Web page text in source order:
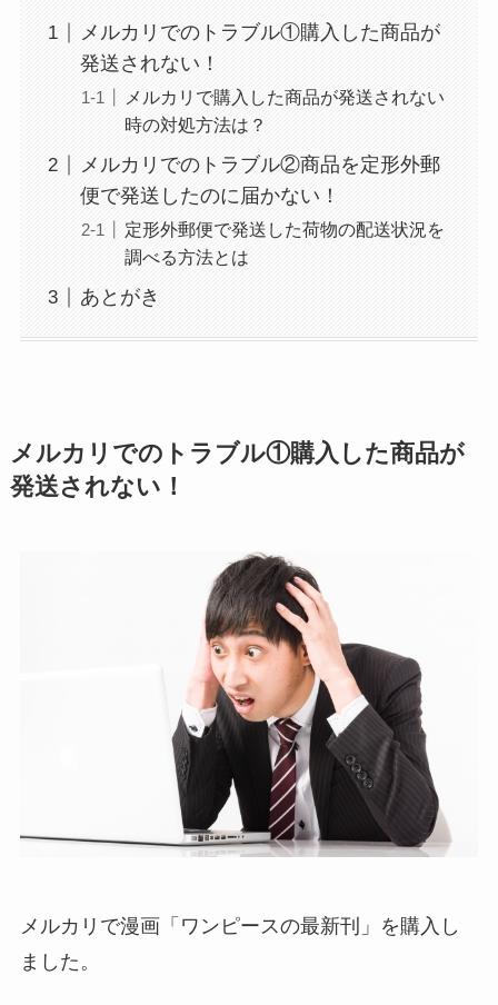
メルカリでのトラブル①購入した商品が
発送されない！
メルカリで購入した商品が発送されない
時の対処方法は？
メルカリでのトラブル②商品を定形外郵
便で発送したのに届かない！
定形外郵便で発送した荷物の配送状況を
調べる方法とは
あとがき
メルカリでのトラブル①購入した商品が
発送されない！
メルカリで漫画「ワンピースの最新刊」を購入し
ました。